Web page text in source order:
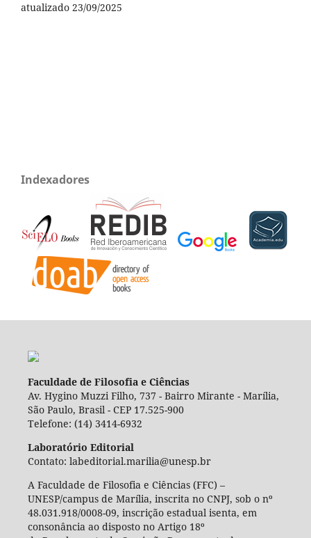
atualizado 23/09/2025
Indexadores
Faculdade de Filosofia e Ciências
Av. Hygino Muzzi Filho, 737 - Bairro Mirante - Marília,
São Paulo, Brasil - CEP 17.525-900
Telefone: (14) 3414-6932
Laboratório Editorial
Contato: labeditorial.marilia@unesp.br
A Faculdade de Filosofia e Ciências (FFC) –
UNESP/campus de Marília, inscrita no CNPJ, sob o nº
48.031.918/0008-09, inscrição estadual isenta, em
consonância ao disposto no Artigo 18º